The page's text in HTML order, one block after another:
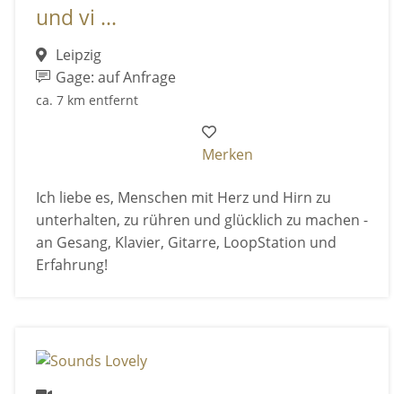
und vi ...
Leipzig
Gage: auf Anfrage
ca. 7 km entfernt
Merken
Ich liebe es, Menschen mit Herz und Hirn zu
unterhalten, zu rühren und glücklich zu machen -
an Gesang, Klavier, Gitarre, LoopStation und
Erfahrung!